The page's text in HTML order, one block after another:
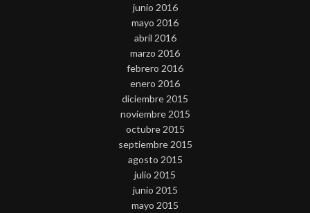
junio 2016
mayo 2016
abril 2016
marzo 2016
febrero 2016
enero 2016
diciembre 2015
noviembre 2015
octubre 2015
septiembre 2015
agosto 2015
julio 2015
junio 2015
mayo 2015